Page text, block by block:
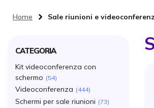
Home Sale riunioni e
CATEGORIA
Kit videoconferenza con
schermo
54
Videoconferenza 444
Schermi per sale riunioni 73